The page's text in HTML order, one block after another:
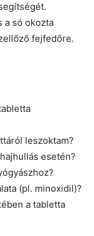
a só okozta
fejfedőre.
leszoktam?
esetén?
(pl. minoxidil)?
a tabletta